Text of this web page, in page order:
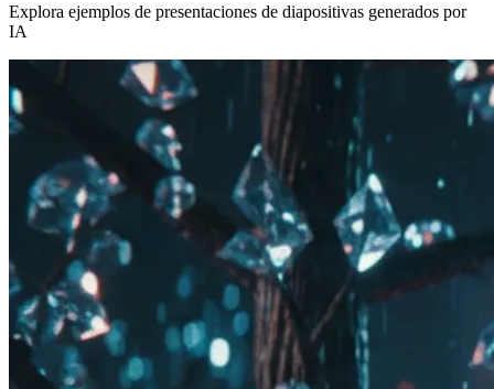
Explora ejemplos de presentaciones de diapositivas generados por
IA